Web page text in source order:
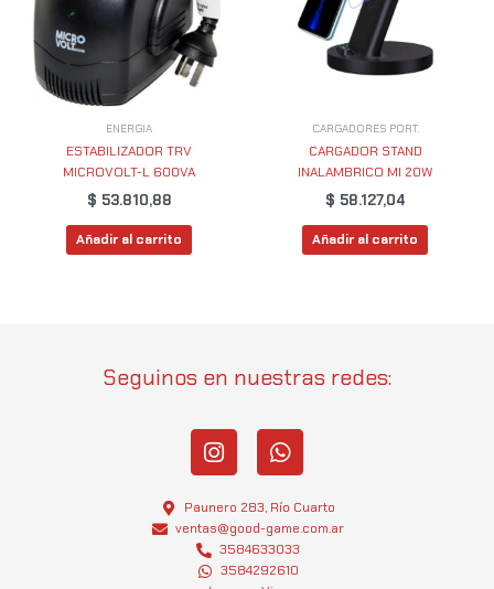
ENERGIA
ESTABILIZADOR TRV
MICROVOLT-L 600VA
$ 53.810,88
Añadir al carrito
CARGADORES PORT.
CARGADOR STAND
INALAMBRICO MI 20W
$ 58.127,04
Añadir al carrito
Seguinos en nuestras redes:
I
n
t
a
g
r
W
h
t
s
a
p
Paunero 283, Río Cuarto
ventas@good-game.com.ar
3584633033
3584292610